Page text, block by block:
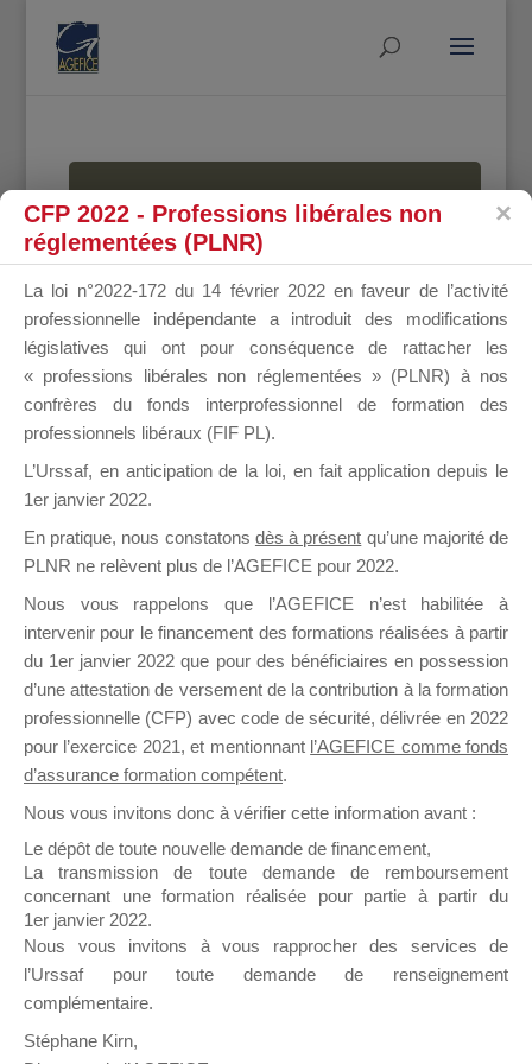
MALLETTE
DU
DIRIGEANT
Groupe Public
il y a un mois
Ce groupe est destiné aux Organismes de
Formation qui souhaitent répondre à l’Appel à
Propositions Mallette du Dirigeant.
sur lequel il est possible de laisser un message
ou poser une question.
NB : Il est nécessaire d’être
pouvoir rejoindre ce groupe
CFP 2022 - Professions libérales non
réglementées (PLNR)
La loi n°2022-172 du 14 février 2022 en faveur de l’activité
professionnelle indépendante a introduit des modifications
législatives qui ont pour conséquence de rattacher les
« professions libérales non réglementées » (PLNR) à nos
confrères du fonds interprofessionnel de formation des
professionnels libéraux (FIF PL).
L’Urssaf, en anticipation de la loi, en fait application depuis le
1er janvier 2022.
En pratique, nous constatons dès à présent qu’une majorité de
PLNR ne relèvent plus de l’AGEFICE pour 2022.
Nous vous rappelons que l’AGEFICE n’est habilitée à
intervenir pour le financement des formations réalisées à partir
du 1er janvier 2022 que pour des bénéficiaires en possession
d’une attestation de versement de la contribution à la formation
professionnelle (CFP) avec code de sécurité, délivrée en 2022
pour l’exercice 2021, et mentionnant l’AGEFICE comme fonds
d’assurance formation compétent.
Nous vous invitons donc à vérifier cette information avant :
Le dépôt de toute nouvelle demande de financement,
La transmission de toute demande de remboursement
concernant une formation réalisée pour partie à partir du
1er janvier 2022.
Nous vous invitons à vous rapprocher des services de
l’Urssaf pour toute demande de renseignement
complémentaire.
Stéphane Kirn,